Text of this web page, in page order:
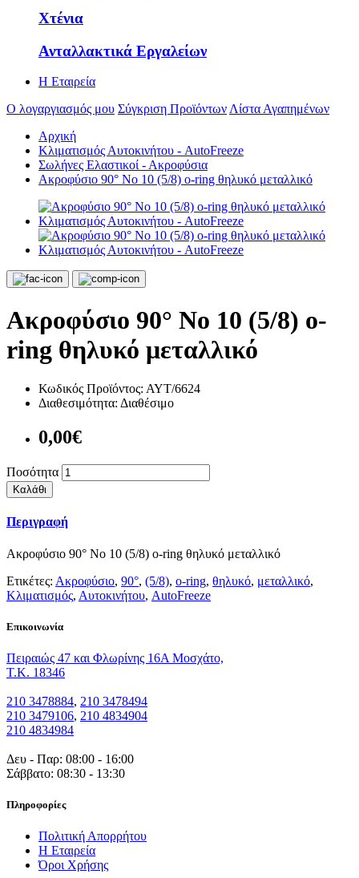
Χτένια
Ανταλλακτικά Εργαλείων
Η Εταιρεία
Ο λογαργιασμός μου Σύγκριση ΠροϊόντωνΛίστα Αγαπημένων
Αρχική
Κλιματισμός Αυτοκινήτου - AutoFreeze
Σωλήνες Ελαστικοί - Ακροφύσια
Ακροφύσιο 90° Νο 10 (5/8) o-ring θηλυκό μεταλλικό
Ακροφύσιο 90° Νο 10 (5/8) o-
ring θηλυκό μεταλλικό
Κωδικός Προϊόντος: ΑΥΤ/6624
Διαθεσιμότητα: Διαθέσιμο
0,00€
Ποσότητα
Καλάθι
Περιγραφή
Ακροφύσιο 90° Νο 10 (5/8) o-ring θηλυκό μεταλλικό
Ετικέτες: Ακροφύσιο, 90°, (5/8), o-ring, θηλυκό, μεταλλικό,
Κλιματισμός, Αυτοκινήτου, AutoFreeze
Eπικοινωνία
Πειραιώς 47 και Φλωρίνης 16Α Μοσχάτο,
T.K. 18346
210 3478884, 210 3478494
210 3479106, 210 4834904
210 4834984
Δευ - Παρ: 08:00 - 16:00
Σάββατο: 08:30 - 13:30
Πληροφορίες
Πολιτική Απορρήτου
Η Εταιρεία
Όροι Χρήσης